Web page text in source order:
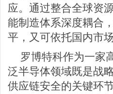
应。通过整合全球资
能制造体系深度耦合
平，又可依托国内市
罗博特科作为一家
泛半导体领域既是战
供应链安全的关键环